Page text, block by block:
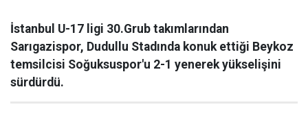
İstanbul U-17 ligi 30.Grub takımlarından
Sarıgazispor, Dudullu Stadında konuk ettiği Beykoz
temsilcisi Soğuksuspor'u 2-1 yenerek yükselişini
sürdürdü.